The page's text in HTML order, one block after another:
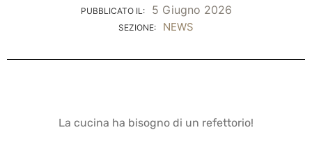
PUBBLICATO IL: 5 Giugno 2026
SEZIONE: NEWS
La cucina ha bisogno di un refettorio!